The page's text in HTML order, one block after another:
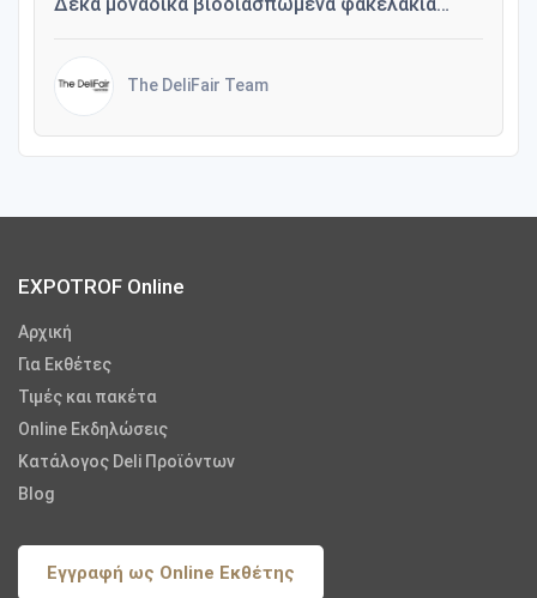
The DeliFair Team
EXPOTROF Online
Αρχική
Για Εκθέτες
Τιμές και πακέτα
Online Εκδηλώσεις
Κατάλογος Deli Προϊόντων
Blog
Εγγραφή ως Online Εκθέτης